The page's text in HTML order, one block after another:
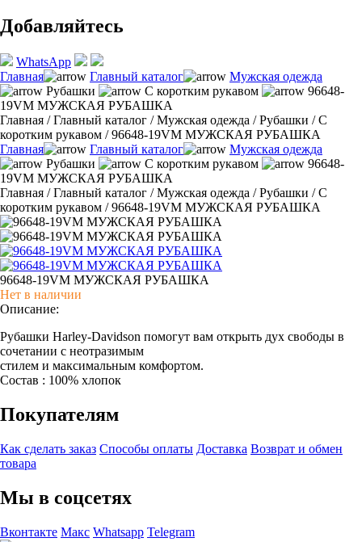
Добавляйтесь
WhatsApp
Главная
Главный каталог
Мужская одежда
Рубашки
С коротким рукавом
96648-
19VM МУЖСКАЯ РУБАШКА
Главная /Главный каталог /Мужская одежда /Рубашки /С
коротким рукавом /96648-19VM МУЖСКАЯ РУБАШКА
Главная
Главный каталог
Мужская одежда
Рубашки
С коротким рукавом
96648-
19VM МУЖСКАЯ РУБАШКА
Главная /Главный каталог /Мужская одежда /Рубашки /С
коротким рукавом /96648-19VM МУЖСКАЯ РУБАШКА
96648-19VM МУЖСКАЯ РУБАШКА
Нет в наличии
Описание:
Рубашки Harley-Davidson помогут вам открыть дух свободы в
сочетании с неотразимым
стилем и максимальным комфортом.
Состав : 100% хлопок
Покупателям
Как сделать заказ Способы оплаты Доставка Возврат и обмен
товара
Мы в соцсетях
Вконтакте Макс Whatsapp Telegram